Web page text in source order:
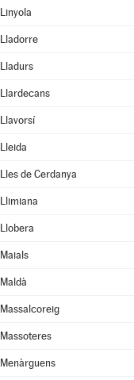
Linyola
Lladorre
Lladurs
Llardecans
Llavorsí
Lleida
Lles de Cerdanya
Llimiana
Llobera
Maials
Maldà
Massalcoreig
Massoteres
Menàrguens